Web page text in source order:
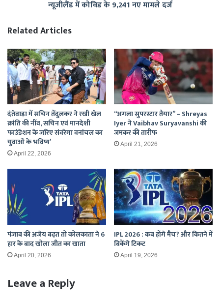
न्यूजीलैंड में कोविड के 9,241 नए मामले दर्ज
Related Articles
दंतेवाड़ा में सचिन तेंदुलकर ने रखी खेल
क्रांति की नींव, सचिन एवं मानदेशी
फाउंडेशन के जरिए संवरेगा वनांचल का
युवाओं के भविष्य’
April 22, 2026
“अगला सुपरस्टार तैयार” – Shreyas
Iyer ने Vaibhav Suryavanshi की
जमकर की तारीफ
April 21, 2026
पंजाब की अजेय बढ़त तो कोलकाता ने 6
हार के बाद खोला जीत का खाता
April 20, 2026
IPL 2026 : कब होंगे मैच? और कितने में
बिकेंगे टिकट
April 19, 2026
Leave a Reply